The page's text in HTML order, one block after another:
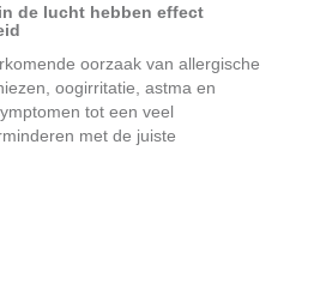
de lucht hebben effect
oorzaak van allergische
oogirritatie, astma en
tot een veel
met de juiste